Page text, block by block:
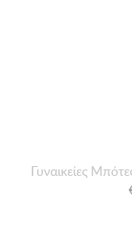
Γυναικείες